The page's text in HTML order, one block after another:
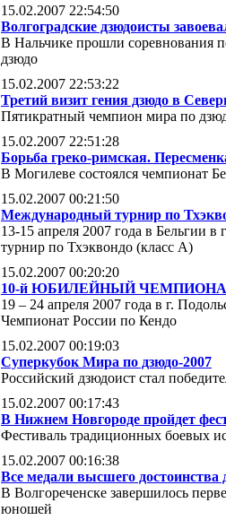
15.02.2007 22:54:50
Волгоградские дзюдоисты
В Нальчике прошли соревнования
дзюдо
15.02.2007 22:53:22
Третий визит гения дзюдо в
Пятикратный чемпион мира по
15.02.2007 22:51:28
Борьба греко-римская.
В Могилеве состоялся чемпионат
15.02.2007 00:21:50
Международный турнир по
13-15 апреля 2007 года в Бельгии
турнир по Тхэквондо (класс А)
15.02.2007 00:20:20
10-й ЮБИЛЕЙНЫЙ
19 – 24 апреля 2007 года в г.
Чемпионат России по Кендо
15.02.2007 00:19:03
Суперкубок Мира по дзюдо-2007
Российский дзюдоист стал
15.02.2007 00:17:43
В Нижнем Новгороде пройдет
Фестиваль традиционных боевых
15.02.2007 00:16:38
Все медали высшего достоинства
В Волгореченске завершилось
юношей